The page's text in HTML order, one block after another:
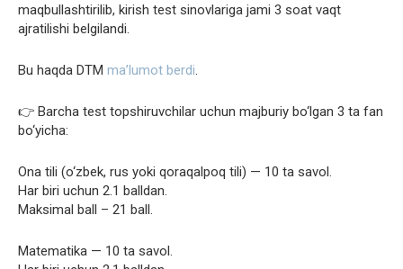
maqbullashtirilib, kirish test sinovlariga jami 3 soat vaqt
ajratilishi belgilandi.
Bu haqda DTM ma’lumot berdi
👉 Barcha test topshiruvchilar uchun majburiy bo‘lgan 3 ta fan
bo‘yicha:
Ona tili (o‘zbek, rus yoki qoraqalpoq tili) — 10 ta savol.
Har biri uchun 2.1 balldan.
Maksimal ball – 21 ball.
Matematika — 10 ta savol.